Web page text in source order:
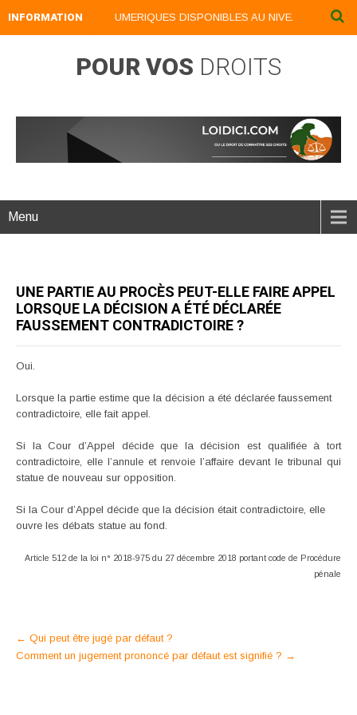
INFORMATION
NOS LIVRES NUMERIQUES DISPONIBLES AU NIVEAU DU
POUR VOS DROITS
Menu
UNE PARTIE AU PROCÈS PEUT-ELLE FAIRE APPEL
LORSQUE LA DÉCISION A ÉTÉ DÉCLARÉE
FAUSSEMENT CONTRADICTOIRE ?
Oui.
Lorsque la partie estime que la décision a été déclarée faussement
contradictoire, elle fait appel.
Si la Cour d’Appel décide que la décision est qualifiée à tort
contradictoire, elle l’annule et renvoie l’affaire devant le tribunal qui
statue de nouveau sur opposition.
Si la Cour d’Appel décide que la décision était contradictoire, elle
ouvre les débats statue au fond.
Article 512 de la loi n° 2018-975 du 27 décembre 2018 portant code de Procédure
pénale
Post
navigation
← Qui peut être jugé par défaut ?
Comment un jugement prononcé par défaut est signifié ? →